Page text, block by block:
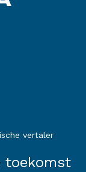
vertaler
toekomst